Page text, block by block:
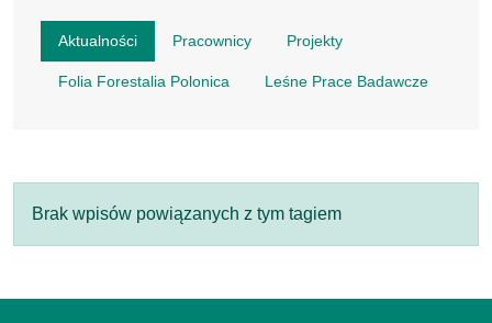
Aktualności Pracownicy Projekty
Folia Forestalia Polonica Leśne Prace Badawcze
Brak wpisów powiązanych z tym tagiem